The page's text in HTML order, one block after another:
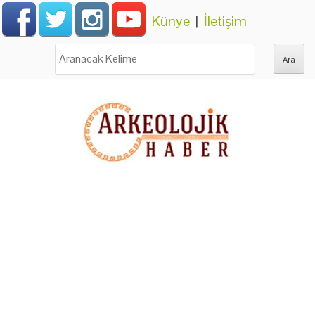
Künye | İletişim